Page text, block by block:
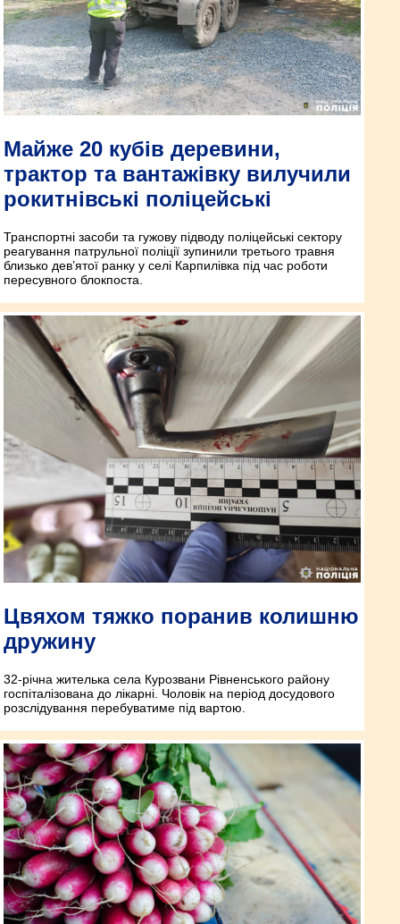
Майже 20 кубів деревини,
трактор та вантажівку вилучили
рокитнівські поліцейські
Транспортні засоби та гужову підводу поліцейські сектору
реагування патрульної поліції зупинили третього травня
близько дев’ятої ранку у селі Карпилівка під час роботи
пересувного блокпоста.
Цвяхом тяжко поранив колишню
дружину
32-річна жителька села Курозвани Рівненського району
госпіталізована до лікарні. Чоловік на період досудового
розслідування перебуватиме під вартою.